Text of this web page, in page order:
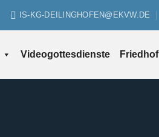
IS-KG-DEILINGHOFEN@EKVW.DE
Videogottesdienste Friedhof